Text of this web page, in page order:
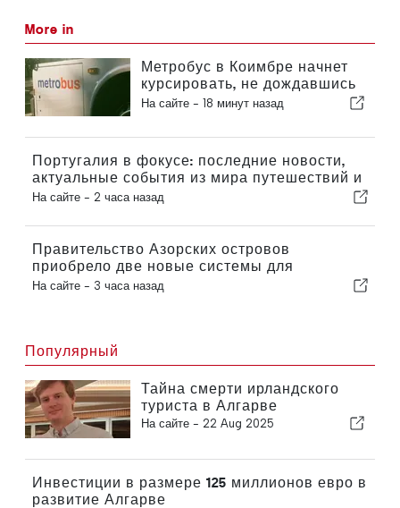
More in
Метробус в Коимбре начнет
курсировать, не дождавшись
завершения внедрения
На сайте - 18 минут назад
Португалия в фокусе: последние новости,
актуальные события из мира путешествий и
главные новости, которые попали в
На сайте - 2 часа назад
Правительство Азорских островов
приобрело две новые системы для
роботизированной хирургии
На сайте - 3 часа назад
Популярный
Тайна смерти ирландского
туриста в Алгарве
На сайте - 22 Aug 2025
Инвестиции в размере 125 миллионов евро в
развитие Алгарве